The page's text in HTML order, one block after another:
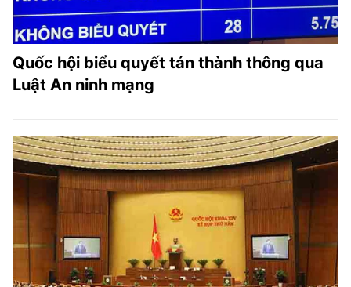
Quốc hội biểu quyết tán thành thông qua
Luật An ninh mạng